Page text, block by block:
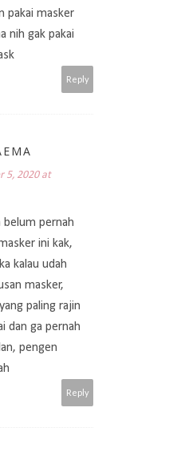
pakai masker
nih gak pakai
Reply
5, 2020 at
belum pernah
ini kak,
kalau udah
masker,
paling rajin
dan ga pernah
pengen
Reply